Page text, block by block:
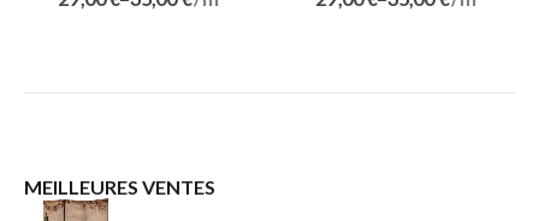
MEILLEURES VENTES